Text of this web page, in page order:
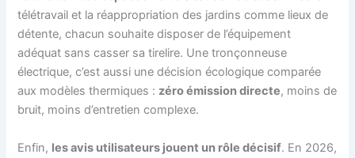
télétravail et la réappropriation des jardins comme lieux de
détente, chacun souhaite disposer de l’équipement
adéquat sans casser sa tirelire. Une tronçonneuse
électrique, c’est aussi une décision écologique comparée
aux modèles thermiques : zéro émission directe, moins de
bruit, moins d’entretien complexe.
Enfin, les avis utilisateurs jouent un rôle décisif. En 2026,